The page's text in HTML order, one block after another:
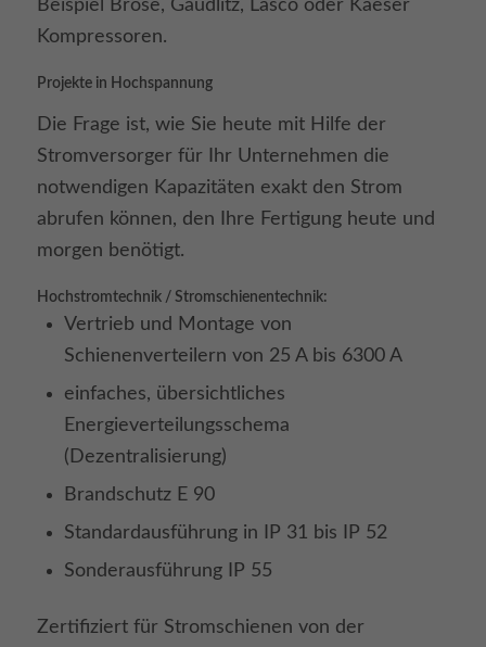
Beispiel Brose, Gaudlitz, Lasco oder Kaeser
Kompressoren.
Projekte in Hochspannung
Die Frage ist, wie Sie heute mit Hilfe der
Stromversorger für Ihr Unternehmen die
notwendigen Kapazitäten exakt den Strom
abrufen können, den Ihre Fertigung heute und
morgen benötigt.
Hochstromtechnik / Stromschienentechnik:
Vertrieb und Montage von
Schienenverteilern von 25 A bis 6300 A
einfaches, übersichtliches
Energieverteilungsschema
(Dezentralisierung)
Brandschutz E 90
Standardausführung in IP 31 bis IP 52
Sonderausführung IP 55
Zertifiziert für Stromschienen von der